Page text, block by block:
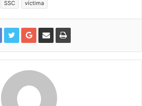
SSC víctima